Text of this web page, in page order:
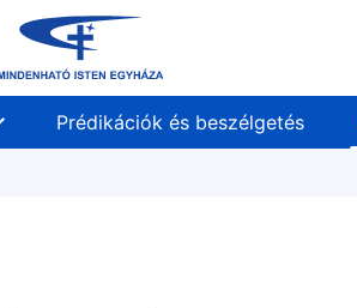
Prédikációk és beszélgetés